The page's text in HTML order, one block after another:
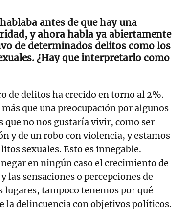
antes de que hay una
y ahora habla ya abiertamente
de determinados delitos como los
¿Hay que interpretarlo como
de delitos ha crecido en torno al 2%.
que una preocupación por algunos
que no nos gustaría vivir, como ser
y de un robo con violencia, y estamos
sexuales. Esto es innegable.
en ningún caso el crecimiento de
las sensaciones o percepciones de
lugares, tampoco tenemos por qué
la delincuencia con objetivos políticos.